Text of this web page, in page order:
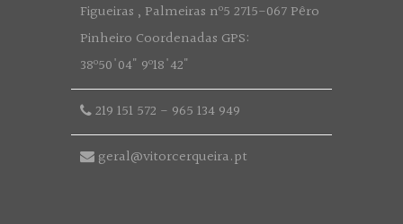
Figueiras , Palmeiras nº5 2715-067 Pêro
Pinheiro Coordenadas GPS:
38º50'04" 9º18'42"
219 151 572 - 965 134 949
geral@vitorcerqueira.pt